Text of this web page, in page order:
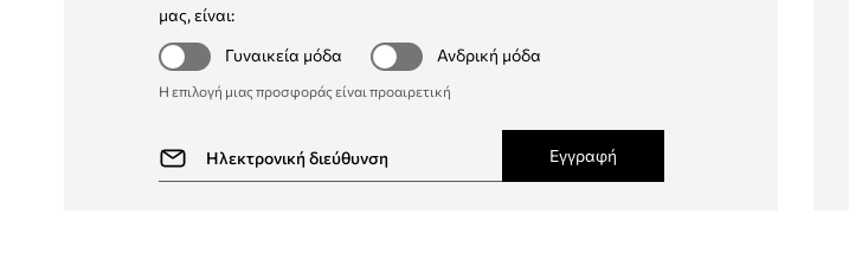
μας, είναι:
Γυναικεία μόδα
Ανδρική μόδα
Η επιλογή μιας προσφοράς είναι προαιρετική
Εγγραφή